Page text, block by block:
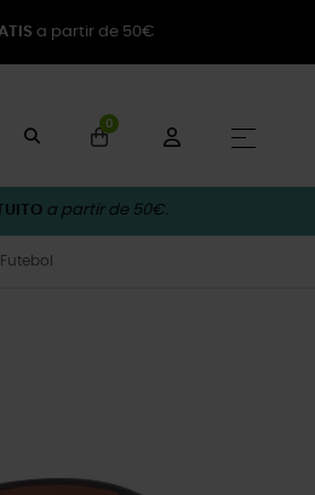
a partir de 50€
0
☰
a partir de 50€.
Futebol